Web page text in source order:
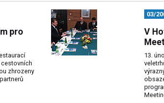
pro
zhrozeny
03/
V
13.